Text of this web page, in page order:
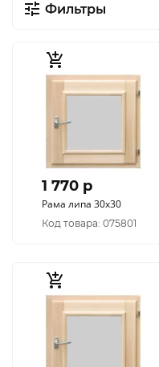
Фильтры
1 770 p
Рама липа 30х30
Код товара: 075801